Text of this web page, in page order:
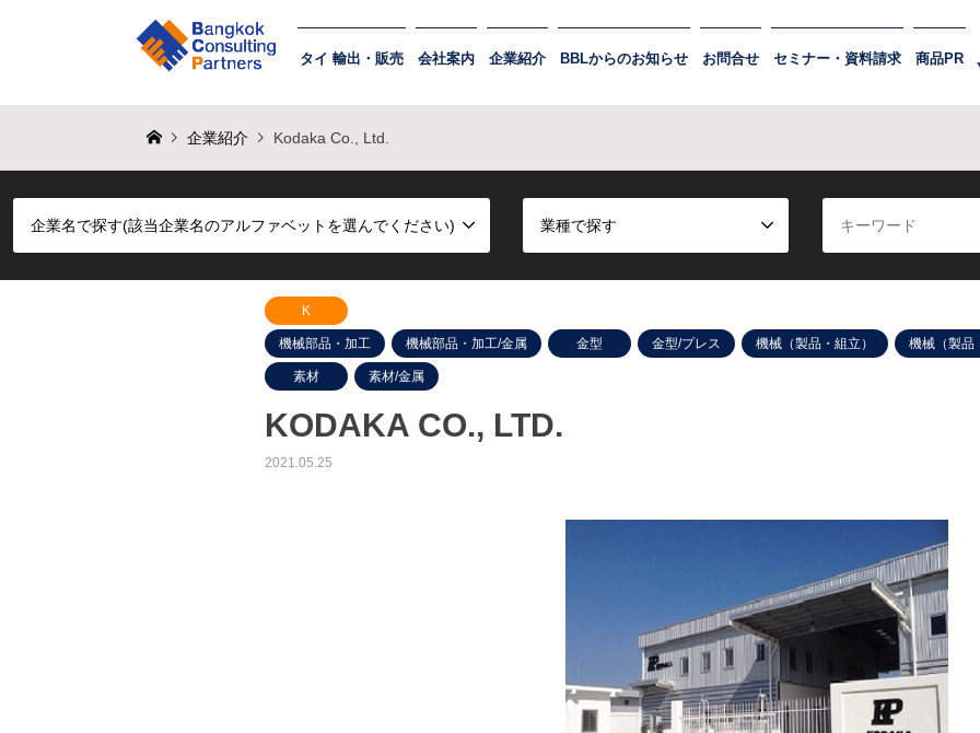
タイ 輸出・販売 会社案内 企業紹介 BBLからのお知らせ お問合せ セミナー・資料請求 商品PR
企業紹介 Kodaka Co., Ltd.
企業名で探す(該当企業名のアルファベットを選んでください) 業種で探す
K
機械部品・加工 機械部品・加工/金属 金型 金型/プレス 機械（製品・組立） 機械（製品
素材 素材/金属
KODAKA CO., LTD.
2021.05.25